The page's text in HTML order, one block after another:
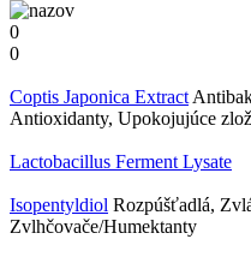
0
0
Coptis Japonica Extract
Antioxidanty, Upokojujúce
Lactobacillus Ferment Lysate
Isopentyldiol Rozpúšťadlá,
Zvlhčovače/Humektanty